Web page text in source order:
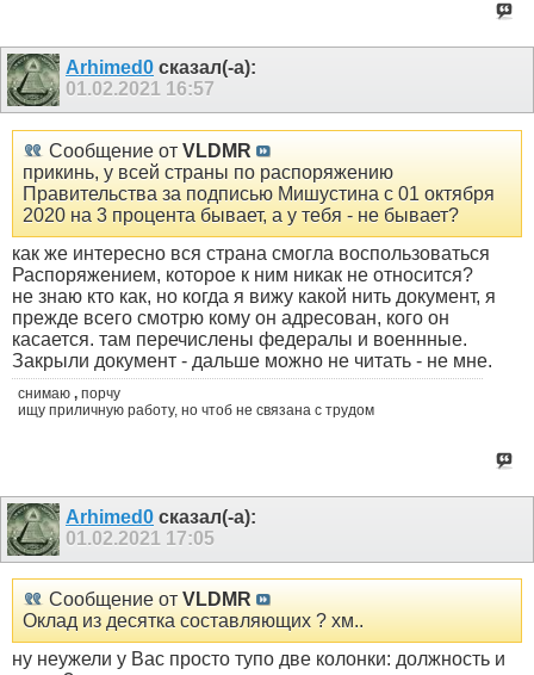
Arhimed0 сказал(-а):
01.02.2021 16:57
Сообщение от VLDMR
прикинь, у всей страны по распоряжению
Правительства за подписью Мишустина с 01 октября
2020 на 3 процента бывает, а у тебя - не бывает?
как же интересно вся страна смогла воспользоваться
Распоряжением, которое к ним никак не относится?
не знаю кто как, но когда я вижу какой нить документ, я
прежде всего смотрю кому он адресован, кого он
касается. там перечислены федералы и военнные.
Закрыли документ - дальше можно не читать - не мне.
снимаю , порчу
ищу приличную работу, но чтоб не связана с трудом
Arhimed0 сказал(-а):
01.02.2021 17:05
Сообщение от VLDMR
Оклад из десятка составляющих ? хм..
ну неужели у Вас просто тупо две колонки: должность и